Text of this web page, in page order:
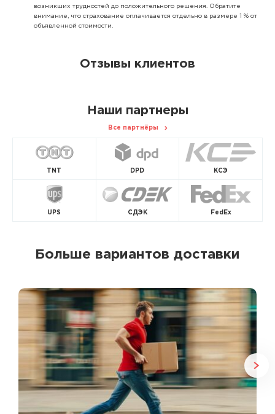
возникших трудностей до положительного решения. Обратите
внимание, что страхование оплачивается отдельно в размере 1 % от
объявленной стоимости.
Отзывы клиентов
Наши партнеры
Все партнёры
TNT DPD КСЭ
UPS СДЭК FedEx
Больше вариантов доставки